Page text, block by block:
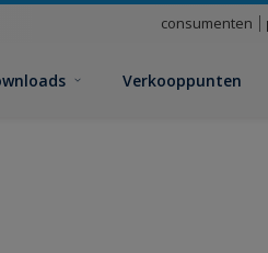
consumenten
Verkooppunten